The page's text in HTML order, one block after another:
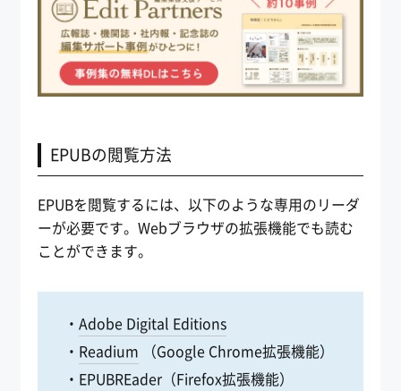
EPUBの閲覧方法
EPUBを閲覧するには、以下のような専用のリーダ
ーが必要です。Webブラウザの拡張機能でも読む
ことができます。
・ Adobe Digital Editions
・ Readium （Google Chrome拡張機能）
・ EPUBREader（Firefox拡張機能）